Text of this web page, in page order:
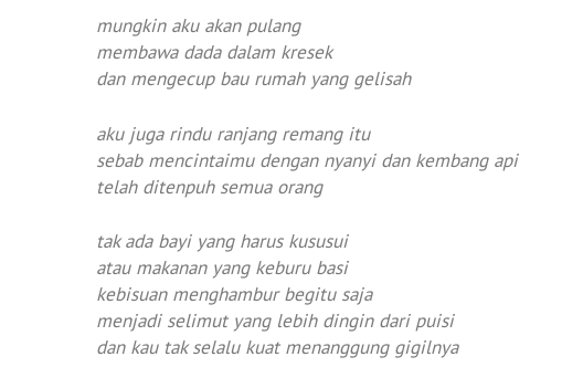
mungkin aku akan pulang
membawa dada dalam kresek
dan mengecup bau rumah yang gelisah
aku juga rindu ranjang remang itu
sebab mencintaimu dengan nyanyi dan kembang api
telah ditenpuh semua orang
tak ada bayi yang harus kususui
atau makanan yang keburu basi
kebisuan menghambur begitu saja
menjadi selimut yang lebih dingin dari puisi
dan kau tak selalu kuat menanggung gigilnya